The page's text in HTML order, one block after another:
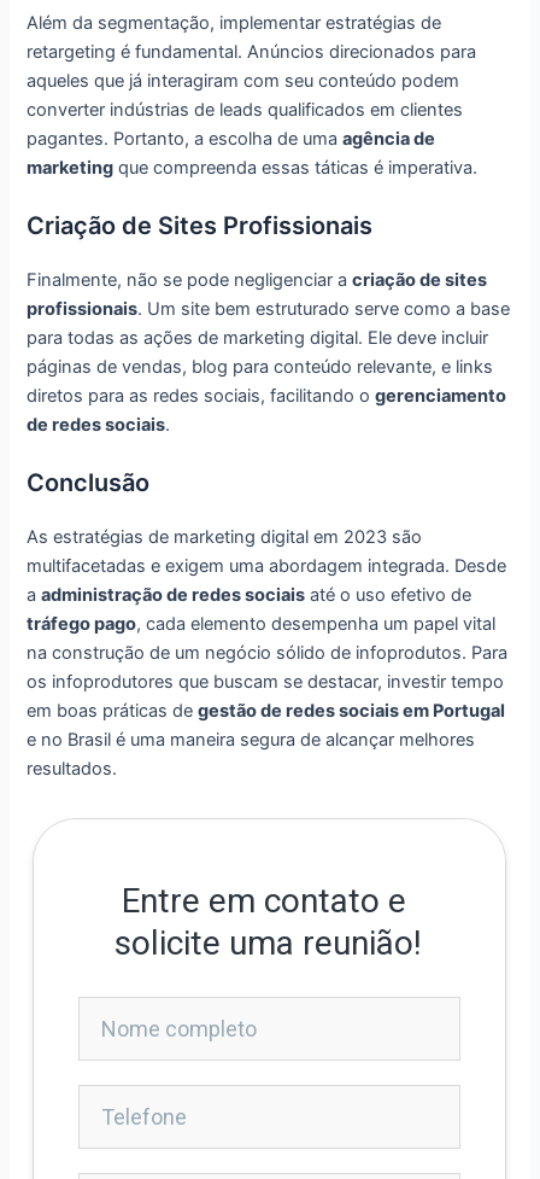
Além da segmentação, implementar estratégias de
retargeting é fundamental. Anúncios direcionados para
aqueles que já interagiram com seu conteúdo podem
converter indústrias de leads qualificados em clientes
pagantes. Portanto, a escolha de umaagência de
marketing que compreenda essas táticas é imperativa.
Criação de Sites Profissionais
Finalmente, não se pode negligenciar acriação de sites
profissionais. Um site bem estruturado serve como a base
para todas as ações de marketing digital. Ele deve incluir
páginas de vendas, blog para conteúdo relevante, e links
diretos para as redes sociais, facilitando ogerenciamento
de redes sociais.
Conclusão
As estratégias de marketing digital em 2023 são
multifacetadas e exigem uma abordagem integrada. Desde
aadministração de redes sociais até o uso efetivo de
tráfego pago, cada elemento desempenha um papel vital
na construção de um negócio sólido de infoprodutos. Para
os infoprodutores que buscam se destacar, investir tempo
em boas práticas degestão de redes sociais em Portugal
e no Brasil é uma maneira segura de alcançar melhores
resultados.